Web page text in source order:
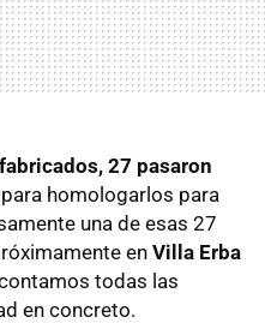
27 pasaron
para homologarlos para
una de esas 27
en Villa Erba
todas las
en concreto.